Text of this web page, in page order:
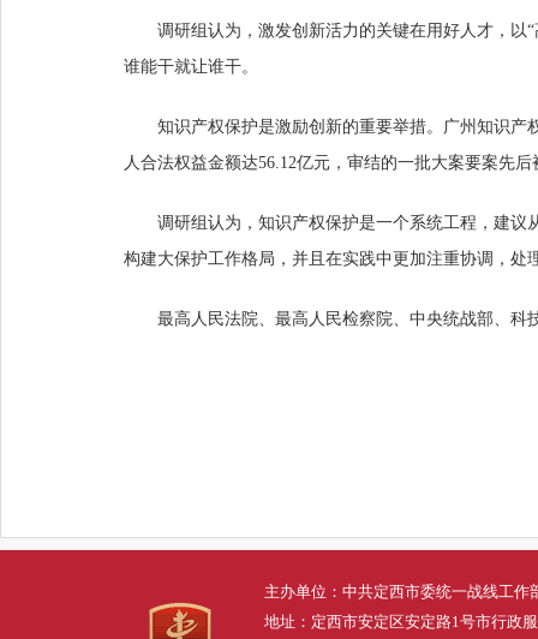
调研组认为，激发创新活力的关键在用好人才，以
谁能干就让谁干。
知识产权保护是激励创新的重要举措。广州知识产
人合法权益金额达56.12亿元，审结的一批大案要案先
调研组认为，知识产权保护是一个系统工程，建
构建大保护工作格局，并且在实践中更加注重协调，
最高人民法院、最高人民检察院、中央统战部、
主办单位：中共定西市委统一战线工作
地址：定西市安定区安定路1号市行政